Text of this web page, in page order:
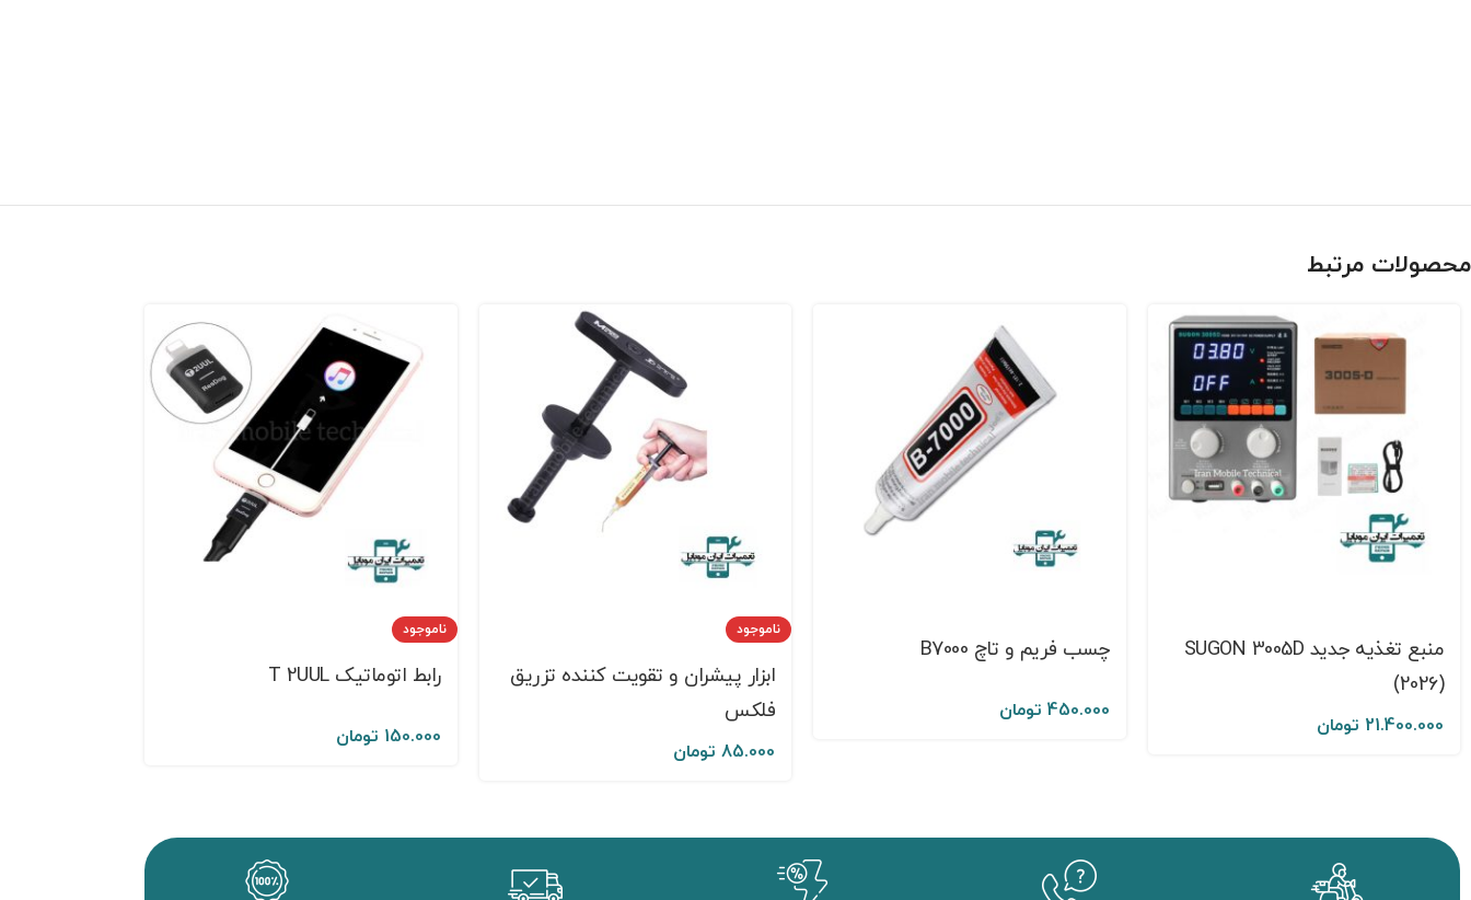
محصولات مرتبط
منبع تغذیه جدید SUGON 3005D
(2026)
21.400.000 تومان
چسب فریم و تاچ B7000
450.000 تومان
ناموجود
ابزار پیشران و تقویت کننده تزریق
فلکس
85.000 تومان
ناموجود
رابط اتوماتیک T 2UUL
150.000 تومان